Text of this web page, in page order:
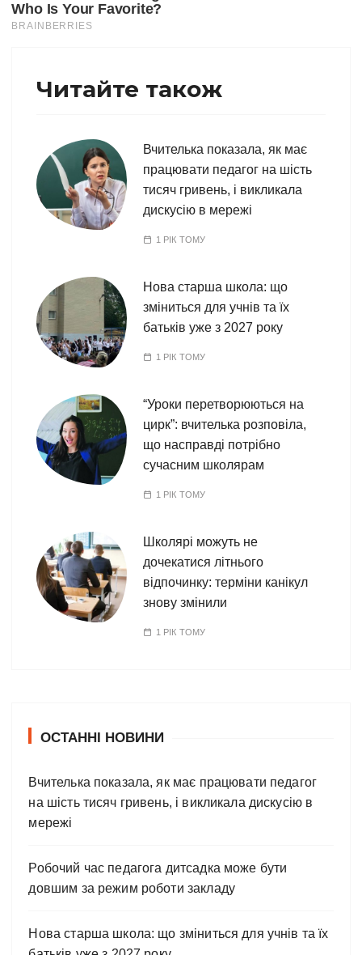
Читайте також
Вчителька показала, як має
працювати педагог на шість
тисяч гривень, і викликала
дискусію в мережі
1 РІК ТОМУ
Нова старша школа: що
зміниться для учнів та їх
батьків уже з 2027 року
1 РІК ТОМУ
“Уроки перетворюються на
цирк”: вчителька розповіла,
що насправді потрібно
сучасним школярам
1 РІК ТОМУ
Школярі можуть не
дочекатися літнього
відпочинку: терміни канікул
знову змінили
1 РІК ТОМУ
ОСТАННІ НОВИНИ
Вчителька показала, як має працювати педагог
на шість тисяч гривень, і викликала дискусію в
мережі
Робочий час педагога дитсадка може бути
довшим за режим роботи закладу
Нова старша школа: що зміниться для учнів та їх